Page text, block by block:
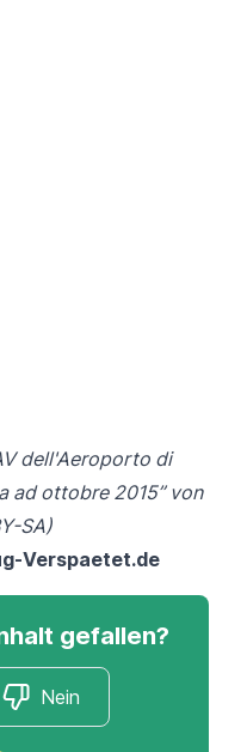
dell'Aeroporto di
ad ottobre 2015” von
SA)
Verspaetet.de
gefallen?
Nein